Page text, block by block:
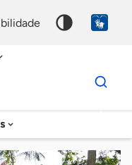
Dados
para
chave